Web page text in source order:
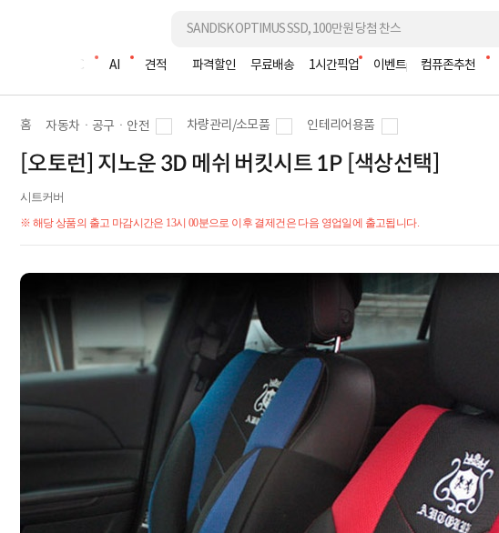
조립PC AI 견적 파격할인 무료배송 1시간픽업 이벤트 컴퓨존추천
홈 자동차ㆍ공구ㆍ안전 차량관리/소모품 인테리어용품
[오토런] 지노운 3D 메쉬 버킷시트 1P [색상선택]
시트커버
※ 해당 상품의 출고 마감시간은 13시 00분으로 이후 결제건은 다음 영업일에 출고됩니다.